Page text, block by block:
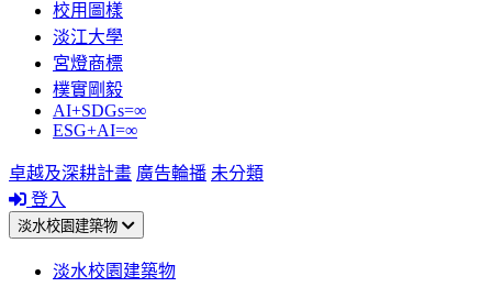
校用圖樣
淡江大學
宮燈商標
樸實剛毅
AI+SDGs=∞
ESG+AI=∞
卓越及深耕計畫 廣告輪播 未分類
登入
淡水校園建築物
淡水校園建築物